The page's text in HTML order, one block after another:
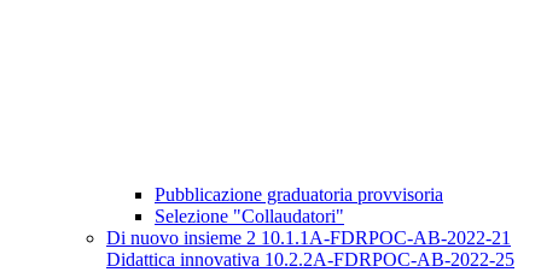
Pubblicazione graduatoria provvisoria
Selezione "Collaudatori"
Di nuovo insieme 2 10.1.1A-FDRPOC-AB-2022-21
Didattica innovativa 10.2.2A-FDRPOC-AB-2022-25